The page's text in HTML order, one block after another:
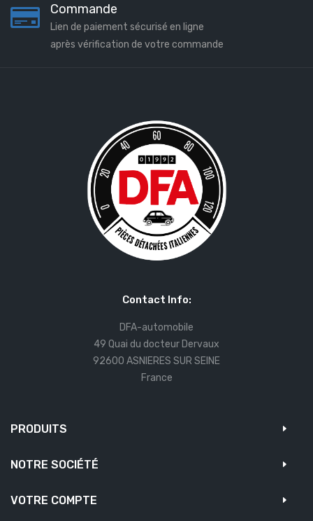
Commande
Lien de paiement sécurisé en ligne
après vérification de votre commande
Contact Info:
DFA-automobile
49 Quai du docteur Dervaux
92600 ASNIERES SUR SEINE
France
PRODUITS
NOTRE SOCIÉTÉ
VOTRE COMPTE